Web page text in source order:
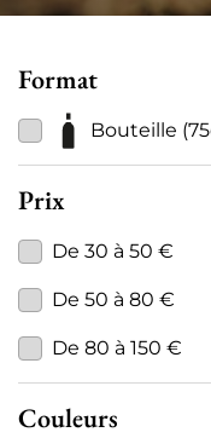
Format
Bouteille
Prix
De 30 à 50 €
De 50 à 80 €
De 80 à 150 €
Couleurs